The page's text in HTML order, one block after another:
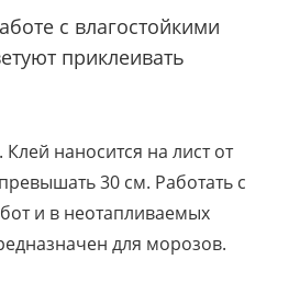
с влагостойкими
приклеивать
наносится на лист от
30 см. Работать с
и в неотапливаемых
для морозов.